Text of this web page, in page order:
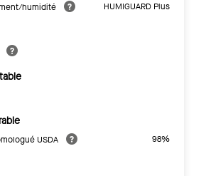
humidité HUMIGUARD Plus
USDA 98%